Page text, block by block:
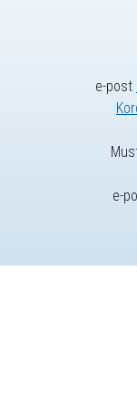
e-post
e-